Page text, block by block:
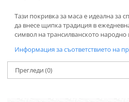
Тази покривка за маса е идеална за
да внесе щипка традиция в
символ на трансилванското народно
Информация за съответствието на
Прегледи (0)